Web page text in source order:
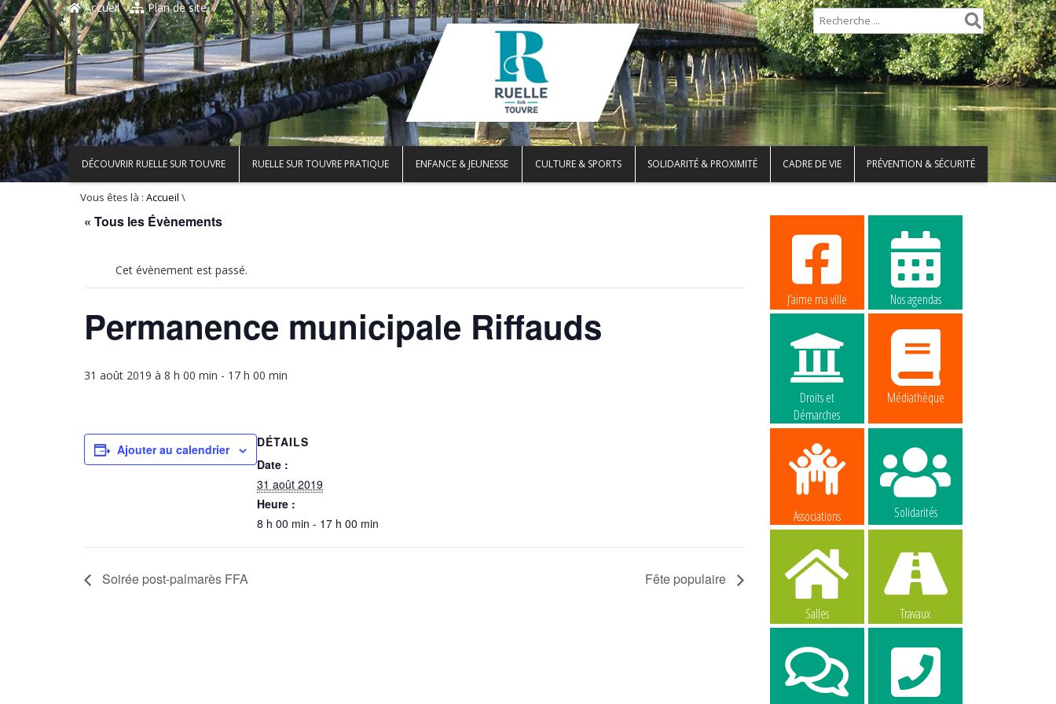
Accueil Plan de site
DÉCOUVRIR RUELLE SUR TOUVRE RUELLE SUR TOUVRE PRATIQUE ENFANCE & JEUNESSE CULTURE & SPORTS SOLIDARITÉ & PROXIMITÉ CADRE DE VIE PRÉVENTION & SÉCURITÉ
Vous êtes là : Accueil \
« Tous les Évènements
Cet évènement est passé.
Permanence municipale Riffauds
31 août 2019 à 8 h 00 min - 17 h 00 min
Ajouter au calendrier
DÉTAILS
Date :
31 août 2019
Heure :
8 h 00 min - 17 h 00 min
Soirée post-palmarès FFA Fête populaire
J’aime ma ville Nos agendas
Droits et
Démarches
Médiathèque
Associations Solidarités
Salles Travaux